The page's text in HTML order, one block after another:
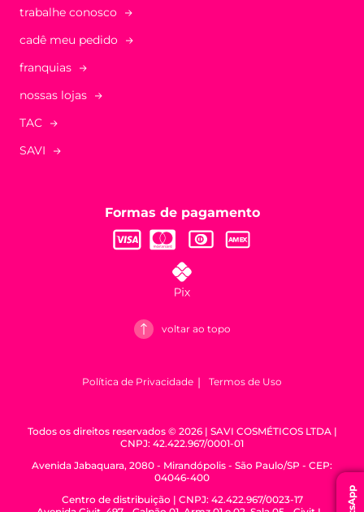
trabalhe conosco
cadê meu pedido
franquias
nossas lojas
TAC
SAVI
Formas de pagamento
voltar ao topo
Política de Privacidade Termos de Uso
Todos os direitos reservados © 2026 | SAVI COSMÉTICOS LTDA |
CNPJ: 42.422.967/0001-01
Avenida Jabaquara, 2080 - Mirandópolis - São Paulo/SP - CEP:
04046-400
Centro de distribuição | CNPJ: 42.422.967/0023-17